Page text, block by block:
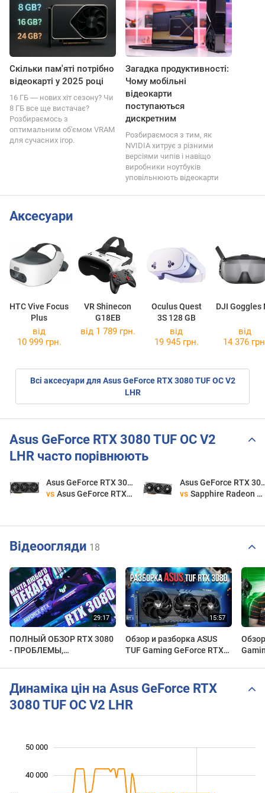
Скільки пам'яті потрібно
відеокарті у 2025 році
16 ГБ ― нових хіт сезону? Чи
8 ГБ все ще вистачає?
Розбираємось з
оптимальним об'ємом VRAM
для сучасних ігор.
Загадка продуктивності:
Чому мобільні
відеокарти
поступаються
дискретним
Розбираємося з тим, як
NVIDIA хитрує з різними
версіями чипів і навіщо
виробники ноутбуків
уповільнюють відеокарти
Аксесуари
HTC Vive Focus
Plus
VR Shinecon
G18EB
Oculus Quest
3S 128 GB
DJI Goggles
від
10 999 грн.
від 1 789 грн.
від
19 945 грн.
від
14 376
Всі аксесуари для Asus GeForce RTX 3080 TUF OC V2
LHR
Asus GeForce RTX 3080 TUF OC V2
LHR часто порівнюють
Asus GeForce RTX 3080 TUF OC V2 LHR
vs Asus GeForce RTX 5080 TUF OC
Asus GeForce
vs Sapphire Radeon RX 7700 XT NITRO+
Відеоогляди 18
ПОЛНЫЙ ОБЗОР RTX 3080
- ПРОБЛЕМЫ,
3080!
Обзор и разборка ASUS
TUF Gaming GeForce RTX
10G-GAMING
Динаміка цін на Asus GeForce RTX
3080 TUF OC V2 LHR
40 000
50 000